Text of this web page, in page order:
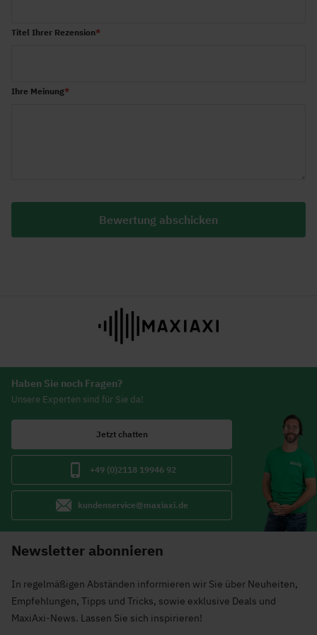
Titel Ihrer Rezension
Ihre Meinung
Bewertung abschicken
Haben Sie noch Fragen?
Unsere Experten sind für Sie da!
Jetzt chatten
+49 (0)2118 19946 92
kundenservice@maxiaxi.de
Newsletter abonnieren
In regelmäßigen Abständen informieren wir Sie über Neuheiten,
Empfehlungen, Tipps und Tricks, sowie exklusive Deals und
MaxiAxi-News. Lassen Sie sich inspirieren!